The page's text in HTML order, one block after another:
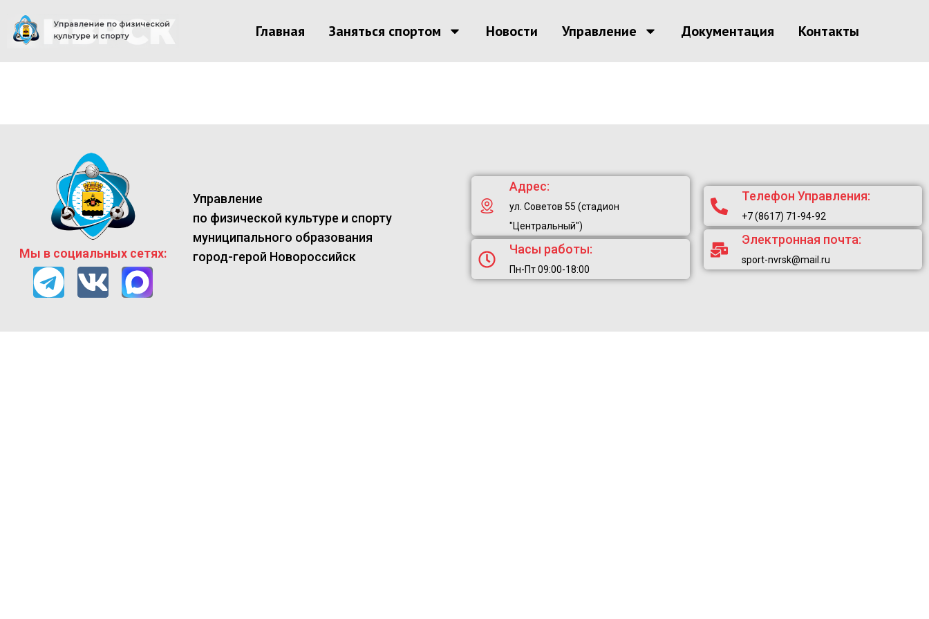
Главная Заняться спортом Новости Управление Документация Контакты
Мы в социальных сетях:
Управление
по физической культуре и спорту
муниципального образования
город-герой Новороссийск
Адрес:
ул. Советов 55 (стадион
"Центральный")
Часы работы:
Пн-Пт 09:00-18:00
Телефон Управления:
+7 (8617) 71-94-92
Электронная почта:
sport-nvrsk@mail.ru